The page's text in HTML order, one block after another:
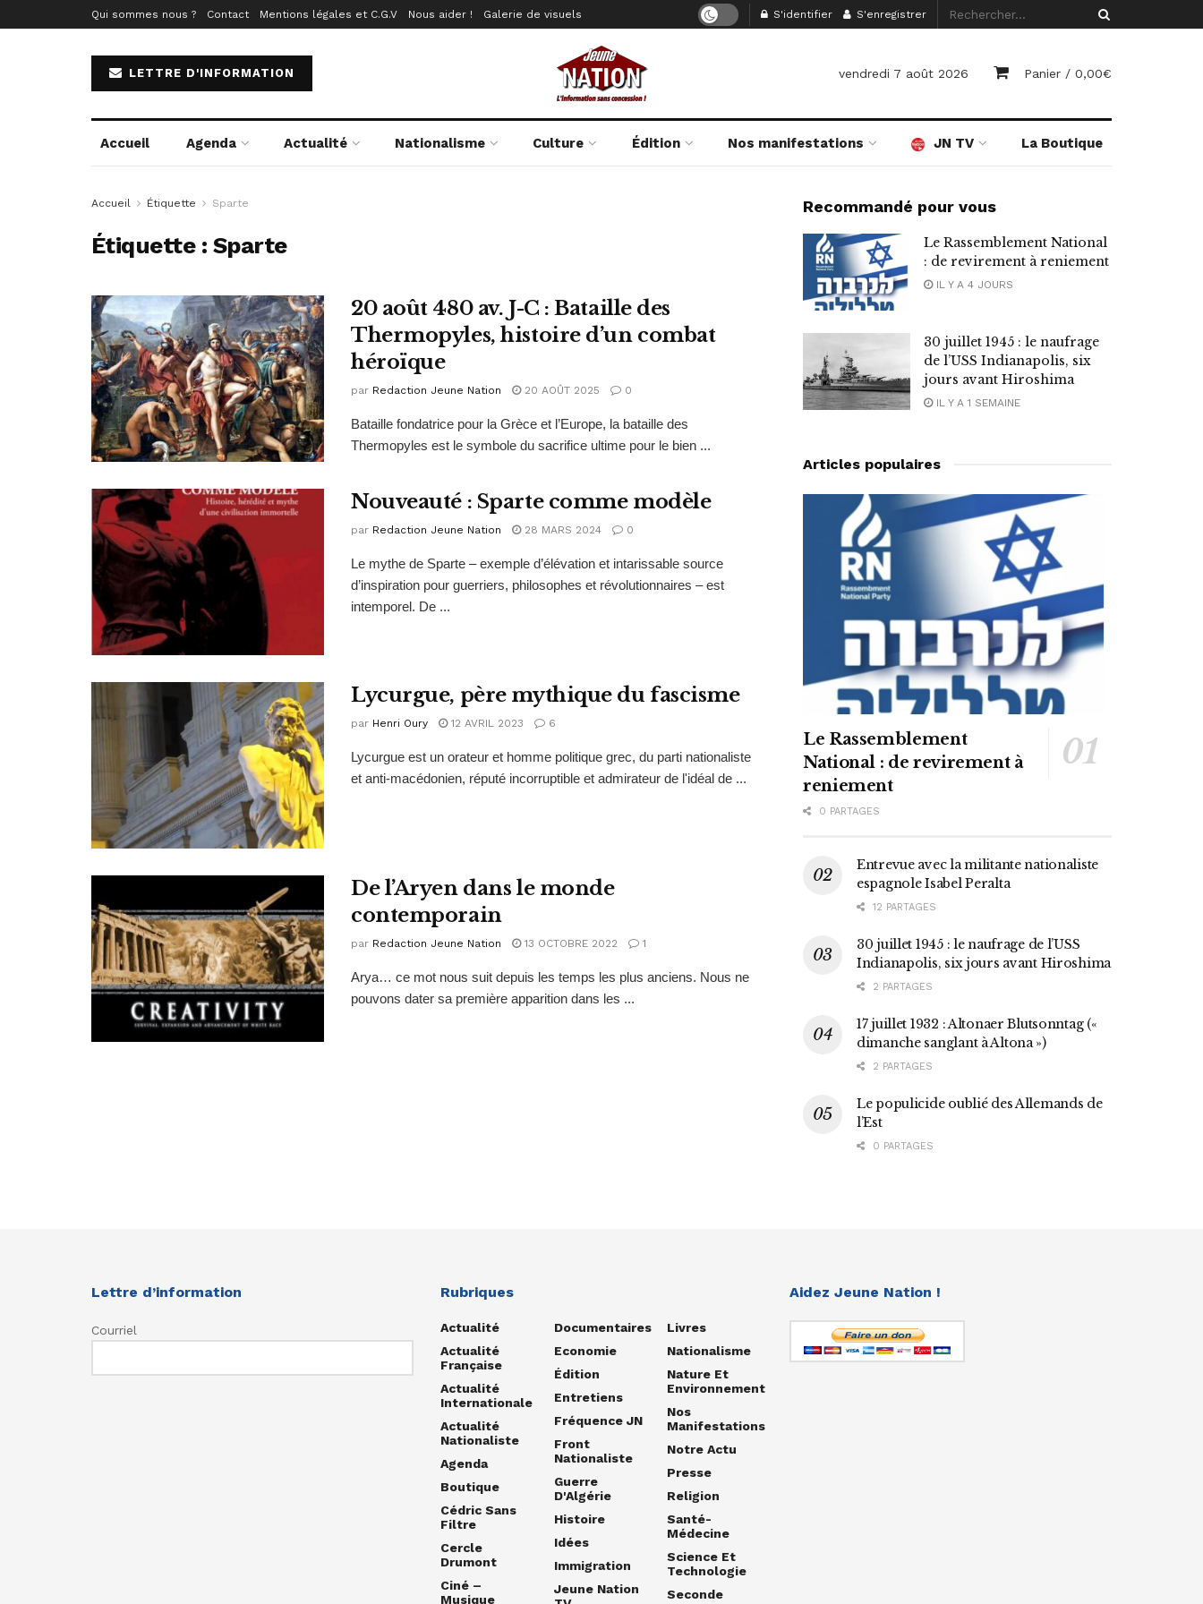
Qui sommes nous ? Contact Mentions légales et C.G.V Nous aider ! Galerie de visuels S'identifier S'enregistrer
LETTRE D'INFORMATION vendredi 7 août 2026 Panier / 0,00€
Accueil Agenda Actualité Nationalisme Culture Édition Nos manifestations JN TV La Boutique
Accueil Étiquette Sparte
Étiquette : Sparte
20 août 480 av. J-C : Bataille des
Thermopyles, histoire d’un combat
héroïque
par Redaction Jeune Nation 20 AOÛT 2025 0
Bataille fondatrice pour la Grèce et l’Europe, la bataille des
Thermopyles est le symbole du sacrifice ultime pour le bien ...
Nouveauté : Sparte comme modèle
par Redaction Jeune Nation 28 MARS 2024 0
Le mythe de Sparte – exemple d’élévation et intarissable source
d’inspiration pour guerriers, philosophes et révolutionnaires – est
intemporel. De ...
Lycurgue, père mythique du fascisme
par Henri Oury 12 AVRIL 2023 6
Lycurgue est un orateur et homme politique grec, du parti nationaliste
et anti-macédonien, réputé incorruptible et admirateur de l'idéal de ...
De l’Aryen dans le monde
contemporain
par Redaction Jeune Nation 13 OCTOBRE 2022 1
Arya… ce mot nous suit depuis les temps les plus anciens. Nous ne
pouvons dater sa première apparition dans les ...
Recommandé pour vous
Le Rassemblement National
: de revirement à reniement
IL Y A 4 JOURS
30 juillet 1945 : le naufrage
de l’USS Indianapolis, six
jours avant Hiroshima
IL Y A 1 SEMAINE
Articles populaires
Le Rassemblement
National : de revirement à
reniement
0 PARTAGES
Entrevue avec la militante nationaliste
espagnole Isabel Peralta
12 PARTAGES
30 juillet 1945 : le naufrage de l’USS
Indianapolis, six jours avant Hiroshima
2 PARTAGES
17 juillet 1932 : Altonaer Blutsonntag («
dimanche sanglant à Altona »)
2 PARTAGES
Le populicide oublié des Allemands de
l’Est
0 PARTAGES
Lettre d’information
Courriel
Rubriques
Actualité
Actualité
Française
Actualité
Internationale
Actualité
Nationaliste
Agenda
Boutique
Cédric Sans
Filtre
Cercle
Drumont
Ciné –
Musique
Documentaires
Economie
Édition
Entretiens
Fréquence JN
Front
Nationaliste
Guerre
D'Algérie
Histoire
Idées
Immigration
Jeune Nation
Livres
Nationalisme
Nature Et
Environnement
Nos
Manifestations
Notre Actu
Presse
Religion
Santé-
Médecine
Science Et
Technologie
Seconde
Aidez Jeune Nation !